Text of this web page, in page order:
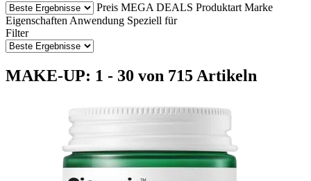
Preis MEGA DEALS Produktart Marke
Eigenschaften Anwendung Speziell für
Filter
MAKE-UP: 1 - 30 von 715 Artikeln